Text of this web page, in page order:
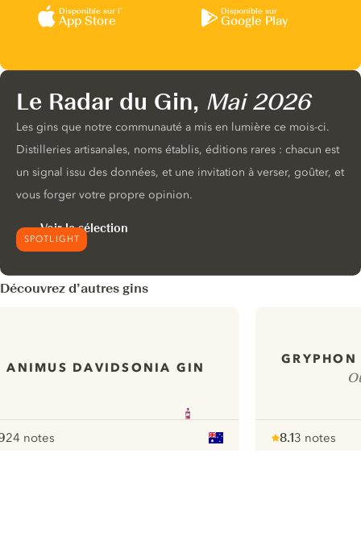
Disponible sur l’
App Store
Disponible sur
Google Play
SPOTLIGHT
Le Radar du Gin, Mai 2026
Les gins que notre communauté a mis en lumière ce mois-ci.
Distilleries artisanales, noms établis, éditions rares : chacun est
un signal issu des données, et une invitation à verser, goûter, et
vous forger votre propre opinion.
Voir la sélection
Découvrez d’autres gins
ANIMUS DAVIDSONIA GIN
24 notes
8.13 notes